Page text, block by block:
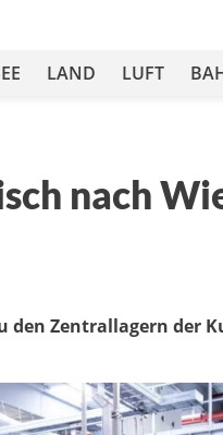
LAND LUFT
nach
den Zentrallagern der